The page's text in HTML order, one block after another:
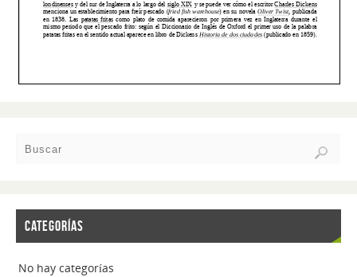
CATEGORÍAS
No hay categorías